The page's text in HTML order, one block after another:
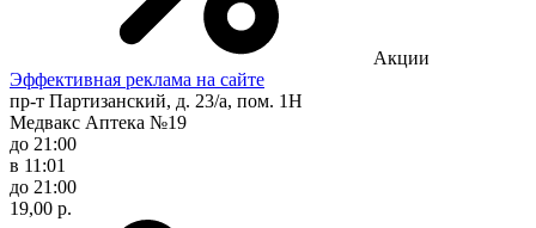
Акции
Эффективная реклама на сайте
пр-т Партизанский, д. 23/а, пом. 1Н
Медвакс Аптека №19
до 21:00
в 11:01
до 21:00
19,00 р.